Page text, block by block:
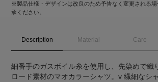
※製品仕様・デザインは改良のため予告なく変更される場
承ください。
Description Material Care
細番手のガスボイル糸を使用し、先染めで織
ロード素材のマオカラーシャツ。v 繊細なシ